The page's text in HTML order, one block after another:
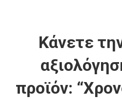
Κάνετε
προϊόν: